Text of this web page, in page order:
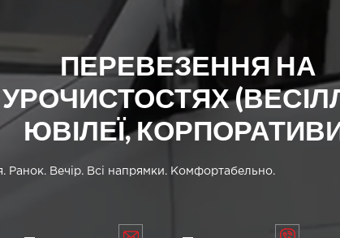
ПЕРЕВЕЗЕННЯ НА
УРОЧИСТОСТЯХ
ЮВІЛЕЇ,
Ранок. Вечір. Всі напрямки. Комфортабельно.